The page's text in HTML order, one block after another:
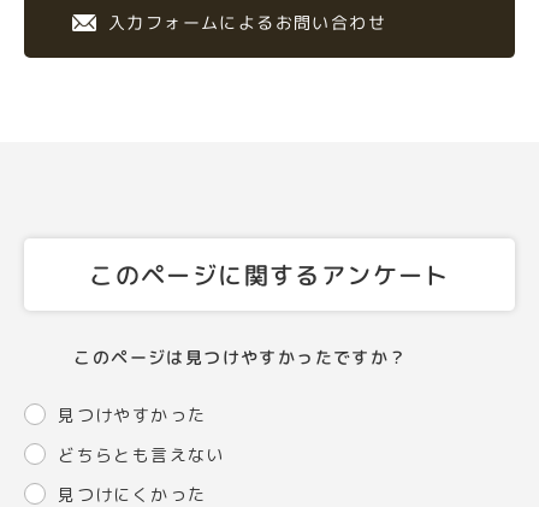
入力フォームによるお問い合わせ
このページに関するアンケート
このページは見つけやすかったですか？
見つけやすかった
どちらとも言えない
見つけにくかった